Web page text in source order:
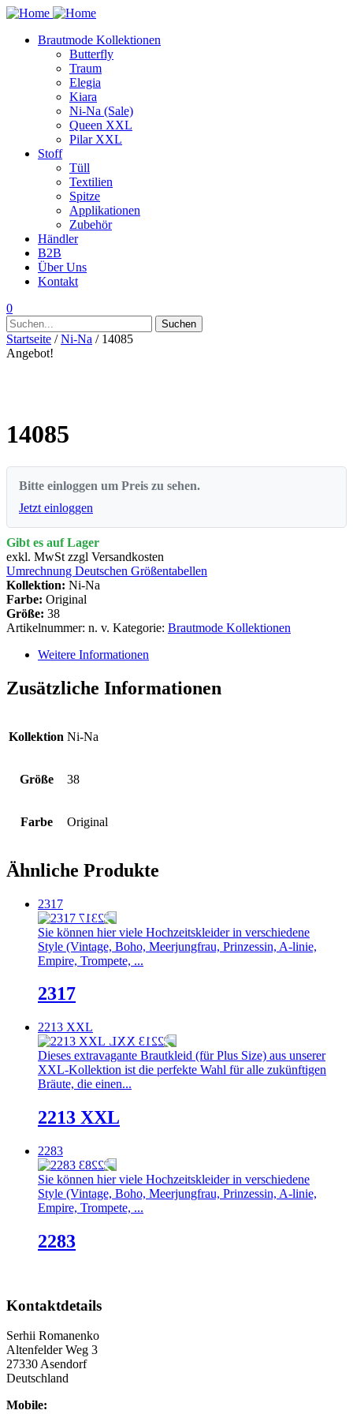
Brautmode Kollektionen
Butterfly
Traum
Elegia
Kiara
Ni-Na (Sale)
Queen XXL
Pilar XXL
Stoff
Tüll
Textilien
Spitze
Applikationen
Zubehör
Händler
B2B
Über Uns
Kontakt
0
Suchen
nach:
Suchen
Startseite /Ni-Na / 14085
Angebot!
14085
Bitte einloggen um Preis zu sehen.
Jetzt einloggen
Gibt es auf Lager
exkl. MwSt zzgl Versandkosten
Umrechnung Deutschen Größentabellen
Kollektion: Ni-Na
Farbe: Original
Größe: 38
Artikelnummer: n. v. Kategorie: Brautmode Kollektionen
Weitere Informationen
Zusätzliche Informationen
Kollektion Ni-Na
Größe 38
Farbe Original
Ähnliche Produkte
2317
Sie können hier viele Hochzeitskleider in verschiedene
Style (Vintage, Boho, Meerjungfrau, Prinzessin, A-linie,
Empire, Trompete, ...
2317
2213 XXL
Dieses extravagante Brautkleid (für Plus Size) aus unserer
XXL-Kollektion ist die perfekte Wahl für alle zukünftigen
Bräute, die einen...
2213 XXL
2283
Sie können hier viele Hochzeitskleider in verschiedene
Style (Vintage, Boho, Meerjungfrau, Prinzessin, A-linie,
Empire, Trompete, ...
2283
Kontaktdetails
Serhii Romanenko
Altenfelder Weg 3
27330 Asendorf
Deutschland
Mobile: